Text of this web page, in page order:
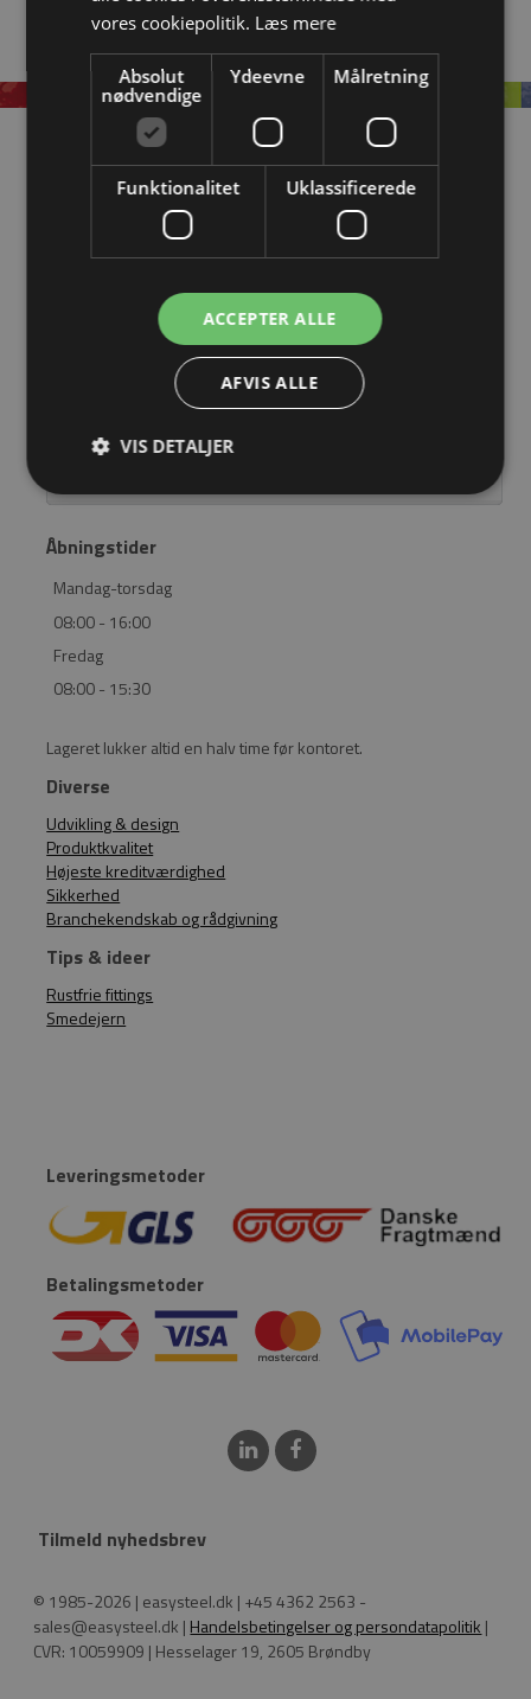
Information
OM EASYSTEEL
BLIV FORHANDLER
BRUG FOR HJÆLP? RING 4362 2563
Åbningstider
Mandag-torsdag
08:00 - 16:00
Fredag
08:00 - 15:30
Lageret lukker altid en halv time før kontoret.
Diverse
Udvikling & design
Produktkvalitet
Højeste kreditværdighed
Sikkerhed
Branchekendskab og rådgivning
Tips & ideer
Rustfrie fittings
Smedejern
Leveringsmetoder
Betalingsmetoder
Tilmeld nyhedsbrev
© 1985-2026 | easysteel.dk | +45 4362 2563 -
sales@easysteel.dk | Handelsbetingelser og persondatapolitik |
CVR: 10059909 | Hesselager 19, 2605 Brøndby
vores cookiepolitik. Læs mere
Absolut
nødvendige
Ydeevne Målretning
Funktionalitet Uklassificerede
ACCEPTER ALLE
AFVIS ALLE
VIS DETALJER